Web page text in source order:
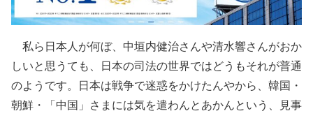
私ら日本人が何ぼ、中垣内健治さんや清水響さんがおか
しいと思うても、日本の司法の世界ではどうもそれが普通
のようです。日本は戦争で迷惑をかけたんやから、韓国・
朝鮮・「中国」さまには気を遣わんとあかんという、見事